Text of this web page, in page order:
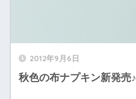
2012年9月6日
秋色の布ナプキン新発売♪